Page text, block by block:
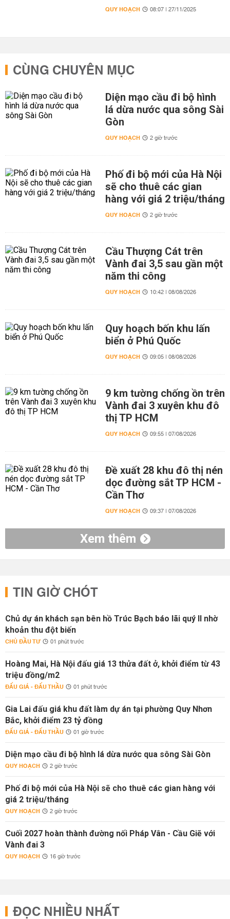
QUY HOẠCH 08:07 | 27/11/2025
CÙNG CHUYÊN MỤC
Diện mạo cầu đi bộ hình
lá dừa nước qua sông Sài
Gòn
QUY HOẠCH 2 giờ trước
Phố đi bộ mới của Hà Nội
sẽ cho thuê các gian
hàng với giá 2 triệu/tháng
QUY HOẠCH 2 giờ trước
Cầu Thượng Cát trên
Vành đai 3,5 sau gần một
năm thi công
QUY HOẠCH 10:42 | 08/08/2026
Quy hoạch bốn khu lấn
biển ở Phú Quốc
QUY HOẠCH 09:05 | 08/08/2026
9 km tường chống ồn trên
Vành đai 3 xuyên khu đô
thị TP HCM
QUY HOẠCH 09:55 | 07/08/2026
Đề xuất 28 khu đô thị nén
dọc đường sắt TP HCM -
Cần Thơ
QUY HOẠCH 09:37 | 07/08/2026
Xem thêm
TIN GIỜ CHÓT
Chủ dự án khách sạn bên hồ Trúc Bạch báo lãi quý II nhờ
khoản thu đột biến
CHỦ ĐẦU TƯ 01 phút trước
Hoàng Mai, Hà Nội đấu giá 13 thửa đất ở, khởi điểm từ 43
triệu đồng/m2
ĐẤU GIÁ - ĐẤU THẦU 01 phút trước
Gia Lai đấu giá khu đất làm dự án tại phường Quy Nhơn
Bắc, khởi điểm 23 tỷ đồng
ĐẤU GIÁ - ĐẤU THẦU 01 giờ trước
Diện mạo cầu đi bộ hình lá dừa nước qua sông Sài Gòn
QUY HOẠCH 2 giờ trước
Phố đi bộ mới của Hà Nội sẽ cho thuê các gian hàng với
giá 2 triệu/tháng
QUY HOẠCH 2 giờ trước
Cuối 2027 hoàn thành đường nối Pháp Vân - Cầu Giẽ với
Vành đai 3
QUY HOẠCH 16 giờ trước
ĐỌC NHIỀU NHẤT